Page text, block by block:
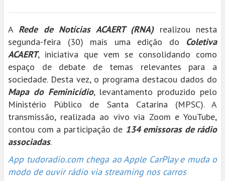
A Rede de Notícias ACAERT (RNA)realizou nesta
segunda-feira (30) mais uma edição do Coletiva
ACAERT, iniciativa que vem se consolidando como
espaço de debate de temas relevantes para a
sociedade. Desta vez, o programa destacou dados do
Mapa do Feminicídio, levantamento produzido pelo
Ministério Público de Santa Catarina (MPSC). A
transmissão, realizada ao vivo via Zoom e YouTube,
contou com a participação de 134 emissoras de rádio
associadas.
App tudoradio.com chega ao Apple CarPlay e muda o
modo de ouvir rádio via streaming nos carros